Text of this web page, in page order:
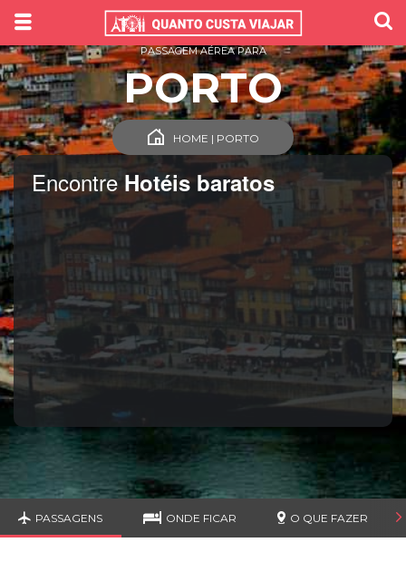
EncontreHotéis baratos
PASSAGEM AÉREA PARA
PORTO
HOME | PORTO
PASSAGENS ONDE FICAR O QUE FAZER